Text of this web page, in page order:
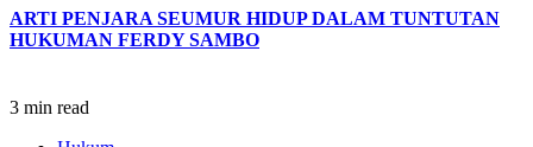
ARTI PENJARA SEUMUR HIDUP DALAM TUNTUTAN
HUKUMAN FERDY SAMBO
3 min read